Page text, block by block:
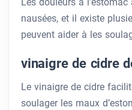
Les douleurs à
nausées, et il existe
peuvent aider à les
vinaigre de cidre
Le vinaigre de cidre
soulager les maux